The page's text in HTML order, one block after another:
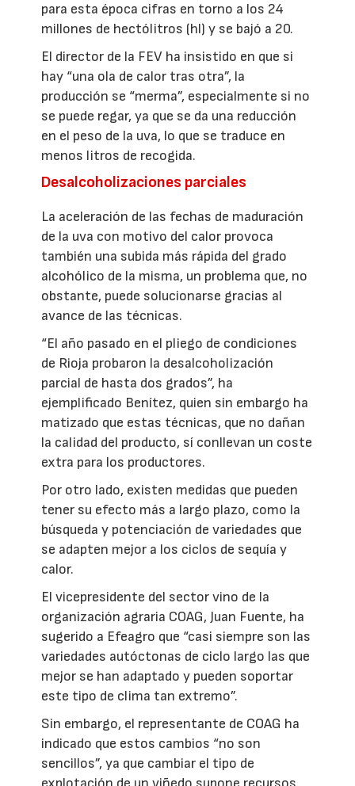
para esta época cifras en torno a los 24
millones de hectólitros (hl) y se bajó a 20.
El director de la FEV ha insistido en que si
hay “una ola de calor tras otra”, la
producción se “merma”, especialmente si no
se puede regar, ya que se da una reducción
en el peso de la uva, lo que se traduce en
menos litros de recogida.
Desalcoholizaciones parciales
La aceleración de las fechas de maduración
de la uva con motivo del calor provoca
también una subida más rápida del grado
alcohólico de la misma, un problema que, no
obstante, puede solucionarse gracias al
avance de las técnicas.
“El año pasado en el pliego de condiciones
de Rioja probaron la desalcoholización
parcial de hasta dos grados”, ha
ejemplificado Benítez, quien sin embargo ha
matizado que estas técnicas, que no dañan
la calidad del producto, sí conllevan un coste
extra para los productores.
Por otro lado, existen medidas que pueden
tener su efecto más a largo plazo, como la
búsqueda y potenciación de variedades que
se adapten mejor a los ciclos de sequía y
calor.
El vicepresidente del sector vino de la
organización agraria COAG, Juan Fuente, ha
sugerido a Efeagro que “casi siempre son las
variedades autóctonas de ciclo largo las que
mejor se han adaptado y pueden soportar
este tipo de clima tan extremo”.
Sin embargo, el representante de COAG ha
indicado que estos cambios “no son
sencillos”, ya que cambiar el tipo de